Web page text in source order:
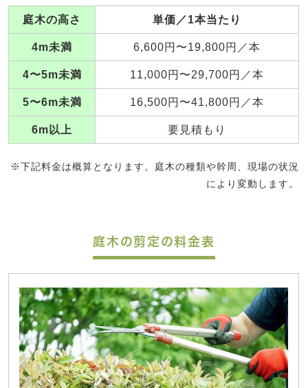
庭木の高さ 単価／1本当たり
4m未満 6,600円〜19,800円／本
4〜5m未満 11,000円〜29,700円／本
5〜6m未満 16,500円〜41,800円／本
6m以上 要見積もり
※下記料金は概算となります。庭木の種類や幹周、現場の状況
により変動します。
庭木の剪定の料金表